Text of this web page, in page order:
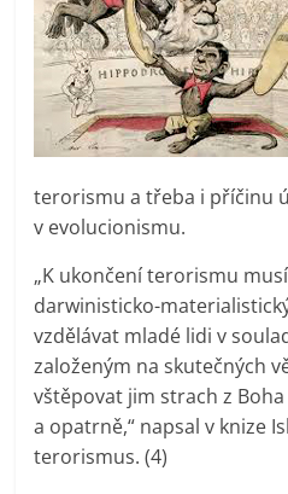
terorismu a třeba i příčinu
v evolucionismu.
„K ukončení terorismu
darwinisticko-
vzdělávat mladé lidi v
založeným na skutečných
vštěpovat jim strach z
a opatrně,“ napsal v knize
terorismus. (4)